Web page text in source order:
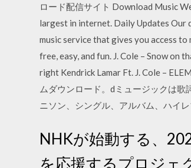
ロード配信サイト Download Music
largest in internet. Daily Updates Our
music service that gives you access
free, easy, and fun. J. Cole – Snow on
right Kendrick Lamar Ft. J. Cole –
ムダウンロード。dミュージックは
ニソン、シングル、アルバム、ハイ
NHKが始動する、
を応援するプロジェ